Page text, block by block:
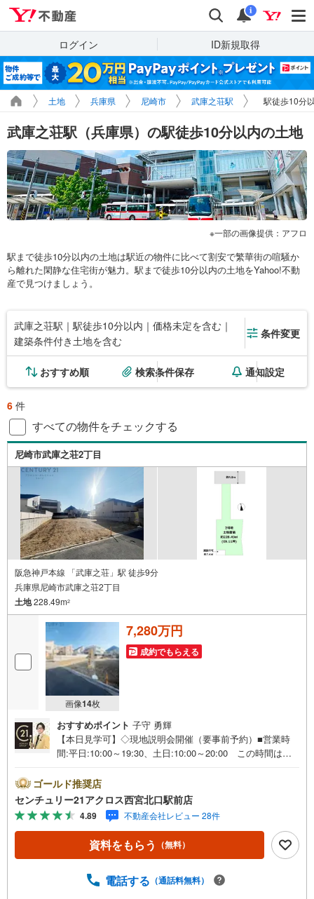
検索 通知
i
ログイン ID新規取得
土地 兵庫県 尼崎市 武庫之荘駅 駅徒歩10分
武庫之荘駅（兵庫県）の駅徒歩10分以内の土地
一部の画像提供：アフロ
駅まで徒歩10分以内の土地は駅近の物件に比べて割安で繁華街の喧騒か
ら離れた閑静な住宅街が魅力。駅まで徒歩10分以内の土地をYahoo!不動
産で見つけましょう。
武庫之荘駅｜駅徒歩10分以内｜価格未定を含む｜
建築条件付き土地を含む
条件変更
おすすめ順 検索条件保存 通知設定
6 件
すべての物件をチェックする
尼崎市武庫之荘2丁目
阪急神戸本線 「武庫之荘」駅 徒歩9分
兵庫県尼崎市武庫之荘2丁目
土地228.49m2
画像14枚
7,280万円
成約でもらえる
おすすめポイント 子守 勇輝
【本日見学可】◇現地説明会開催（要事前予約）■営業時
間:平日:10:00～19:30、土日:10:00～20:00 この時間はお
庫之荘駅徒歩9分の第一種低層地域に指定された閑静な住宅
地エリアに全2区画の分譲地誕生です。＝＝センチュリー21
アクロスグループの3つの特徴＝＝＝■センチュリー21グル
ープで28年連続No.1（1997年～2024年兵庫地区仲介実績）
尼崎・伊丹・西宮・宝塚にて8店舗展開中。阪神間での購
入や売却は当店にお任せ下さい■お客様駐車場、キッズスペ
しも大歓迎です。 お子様連れでもご安心ください。■取り
ゴールド推奨店
センチュリー21アクロス西宮北口駅前店
4.89 不動産会社レビュー 28件
資料をもらう （無料）
電話する （通話料無料）